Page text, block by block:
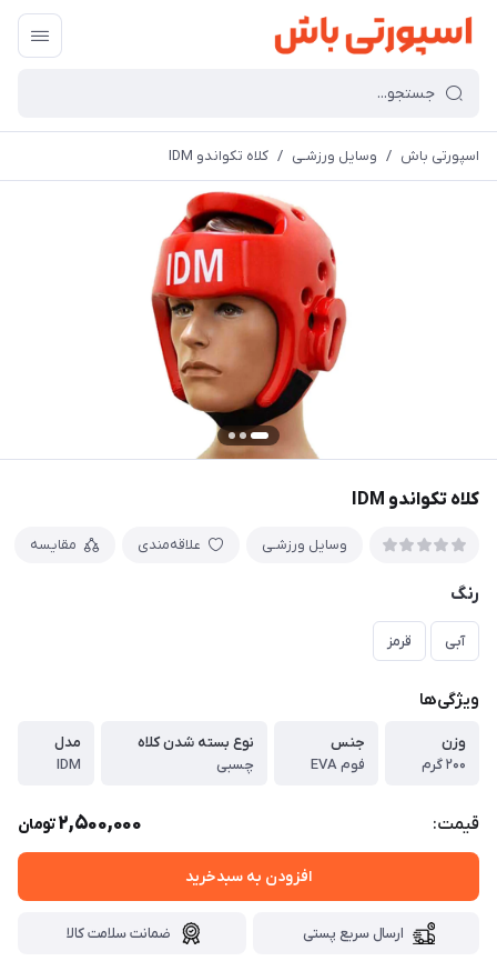
اسپورتی باش / وسایل ورزشـی / کلاه تکواندو IDM
کلاه تکواندو IDM
وسایل ورزشـی علاقه‌مندی مقایسه
رنگ
آبی قرمز
ویژگی‌ها
وزن
۲۰۰ گرم
جنس
فوم EVA
نوع بسته شدن کلاه
چسبی
مدل
IDM
قیمت: 2,500,000تومان
افزودن به سبدخرید
ارسال سریع پستی ضمانت سلامت کالا